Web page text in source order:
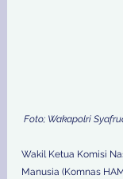
Foto; Wakapolri
Wakil Ketua Komisi
Manusia (Komnas